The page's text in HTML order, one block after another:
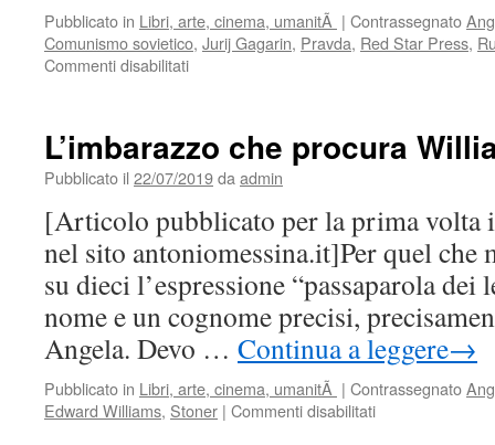
Pubblicato in Libri, arte, cinema, umanitÃ | Contrassegnato
Comunismo sovietico, Jurij Gagarin, Pravda, Red Star Press,
Commenti disabilitatisu
spazio
che
spazio
nella
libreria
L’imbarazzo che procura
Pubblicato il 22/07/2019da admin
[Articolo pubblicato per la prima volta
nel sito antoniomessina.it]Per quel che
su dieci l’espressione “passaparola
nome e un cognome precisi,
Angela. Devo … Continua a leggere→
Pubblicato in Libri, arte, cinema, umanitÃ | Contrassegnato
Edward Williams, Stoner | Commenti disabilitatisu